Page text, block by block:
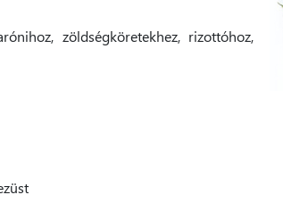
zöldségköretekhez, rizottóhoz,